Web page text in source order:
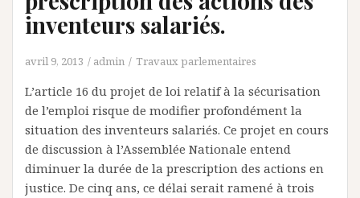
inventeurs salariés.
avril 9, 2013 admin Travaux parlementaires
L’article 16 du projet de loi relatif à la sécurisation
de l’emploi risque de modifier profondément la
situation des inventeurs salariés. Ce projet en cours
de discussion à l’Assemblée Nationale entend
diminuer la durée de la prescription des actions en
justice. De cinq ans, ce délai serait ramené à trois